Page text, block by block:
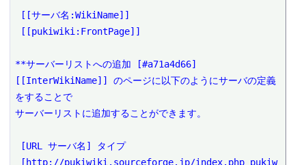
**サーバーリストへの追加 [#a71a4d66]
[[InterWikiName]] のページに以下のようにサーバの定義
をすることで
サーバーリストに追加することができます。